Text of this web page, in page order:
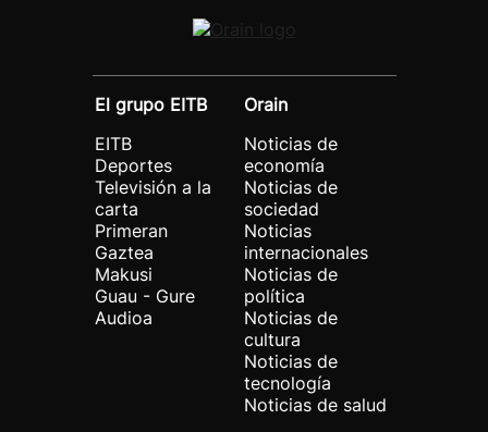
El grupo EITB
EITB
Deportes
Televisión a la
carta
Primeran
Gaztea
Makusi
Guau - Gure
Audioa
Orain
Noticias de
economía
Noticias de
sociedad
Noticias
internacionales
Noticias de
política
Noticias de
cultura
Noticias de
tecnología
Noticias de salud